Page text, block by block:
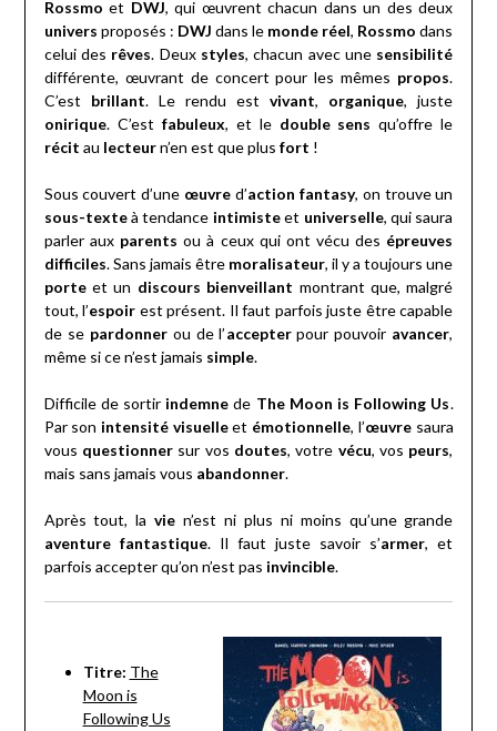
Rossmo et DWJ, qui œuvrent chacun dans un des deux
univers proposés : DWJ dans le monde réel, Rossmo dans
celui des rêves. Deux styles, chacun avec une sensibilité
différente, œuvrant de concert pour les mêmes propos.
C’est brillant. Le rendu estvivant, organique, juste
onirique. C’est fabuleux, et le double sens qu’offre le
récit au lecteurn’en est que plus fort !
Sous couvert d’une œuvre d’action fantasy, on trouve un
sous-texteà tendance intimisteet universelle, qui saura
parler aux parents ou à ceux qui ont vécu des épreuves
difficiles. Sans jamais être moralisateur, il y a toujours une
porteet un discours bienveillant montrant que, malgré
tout, l’espoir est présent. Il faut parfois juste être capable
de se pardonnerou de l’accepterpour pouvoir avancer,
même si ce n’est jamais simple.
Difficile de sortir indemne de The Moon is Following Us.
Par son intensité visuelleet émotionnelle, l’œuvresaura
vous questionnersur vos doutes, votre vécu, vos peurs,
mais sans jamais vous abandonner.
Après tout, lavie n’est ni plus ni moins qu’une grande
aventure fantastique. Il faut juste savoir s’armer, et
parfois accepter qu’on n’est pas invincible.
Titre: The
Moon is
Following Us